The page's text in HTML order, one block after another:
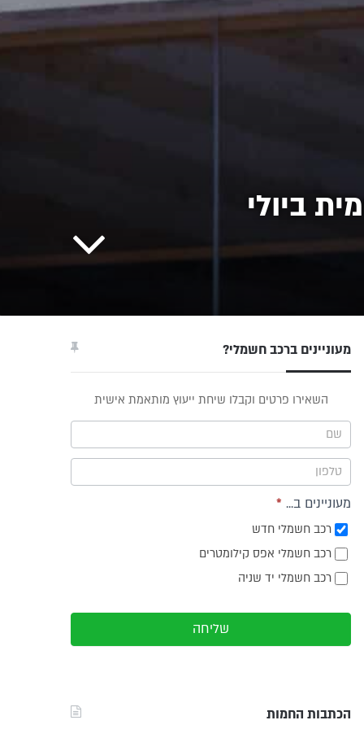
ביולי
מעוניינים ברכב חשמלי?
השאירו פרטים וקבלו שיחת ייעוץ מותאמת אישית
מעוניינים ב... *
רכב חשמלי חדש
רכב חשמלי אפס קילומטרים
רכב חשמלי יד שניה
שליחה
הכתבות החמות